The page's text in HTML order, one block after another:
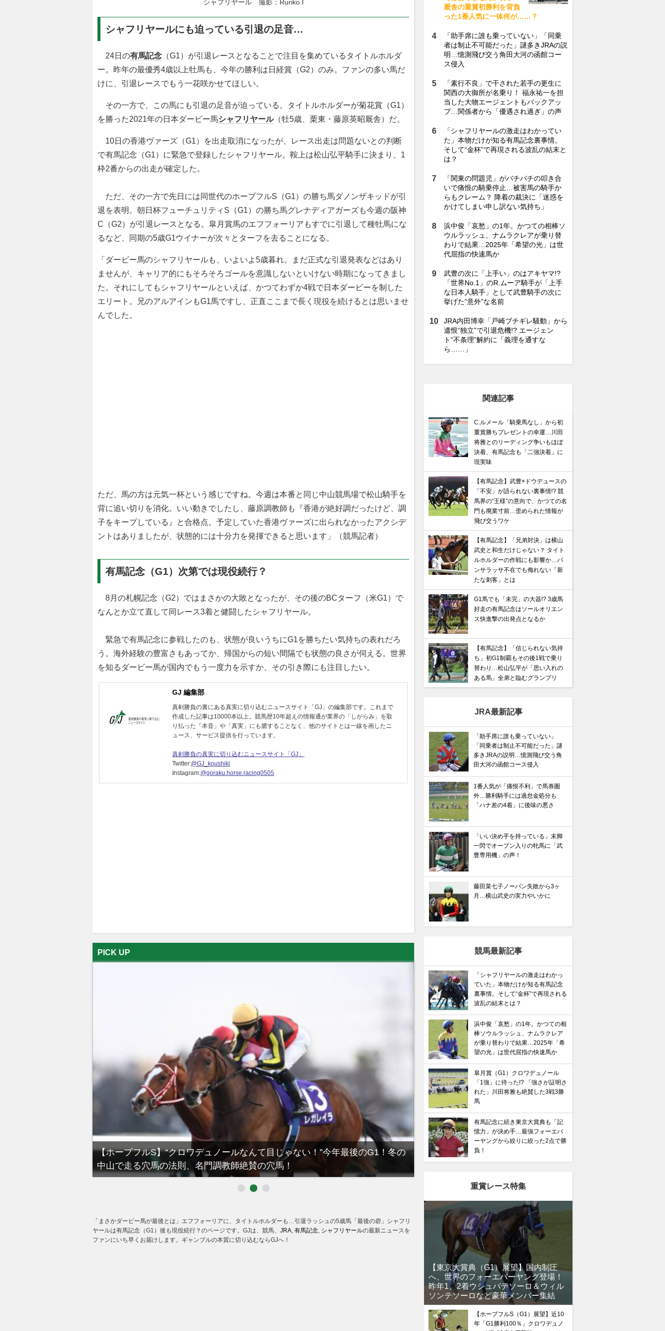
シャフリヤール　撮影：Ruriko.I
シャフリヤールにも迫っている引退の足音…
24日の有馬記念 （G1）が引退レースとなることで注目を集めているタイトルホルダ
ー。昨年の最優秀4歳以上牡馬も、今年の勝利は日経賞（G2）のみ。ファンの多い馬だ
けに、引退レースでもう一花咲かせてほしい。
その一方で、この馬にも引退の足音が迫っている。タイトルホルダーが菊花賞（G1）
を勝った2021年の日本ダービー馬シャフリヤール（牡5歳、栗東・藤原英昭厩舎）だ。
10日の香港ヴァーズ（G1）を出走取消になったが、レース出走は問題ないとの判断
で有馬記念（G1）に緊急で登録したシャフリヤール。鞍上は松山弘平騎手に決まり、1
枠2番からの出走が確定した。
ただ、その一方で先日には同世代のホープフルS（G1）の勝ち馬ダノンザキッドが引
退を表明。朝日杯フューチュリティS（G1）の勝ち馬グレナディアガーズも今週の阪神
C（G2）が引退レースとなる。皐月賞馬のエフフォーリアもすでに引退して種牡馬にな
るなど、同期の5歳G1ウイナーが次々とターフを去ることになる。
「ダービー馬のシャフリヤールも、いよいよ5歳暮れ。まだ正式な引退発表などはあり
ませんが、キャリア的にもそろそろゴールを意識しないといけない時期になってきまし
た。それにしてもシャフリヤールといえば、かつてわずか4戦で日本ダービーを制した
エリート。兄のアルアインもG1馬ですし、正直ここまで長く現役を続けるとは思いませ
んでした。
ただ、馬の方は元気一杯という感じですね。今週は本番と同じ中山競馬場で松山騎手を
背に追い切りを消化。いい動きでしたし、藤原調教師も『香港が絶好調だったけど、調
子をキープしている』と合格点。予定していた香港ヴァーズに出られなかったアクシデ
ントはありましたが、状態的には十分力を発揮できると思います」（競馬記者）
有馬記念（G1）次第では現役続行？
8月の札幌記念（G2）ではまさかの大敗となったが、その後のBCターフ（米G1）で
なんとか立て直して同レース3着と健闘したシャフリヤール。
緊急で有馬記念に参戦したのも、状態が良いうちにG1を勝ちたい気持ちの表れだろ
う。海外経験の豊富さもあってか、帰国からの短い間隔でも状態の良さが伺える。世界
を知るダービー馬が国内でもう一度力を示すか、その引き際にも注目したい。
GJ 編集部
真剣勝負の裏にある真実に切り込むニュースサイト「GJ」の編集部です。これまで
作成した記事は10000本以上。競馬歴10年超えの情報通が業界の「しがらみ」を取
り払った「本音」や「真実」にも臆することなく、他のサイトとは一線を画したニ
ュース、サービス提供を行っています。
真剣勝負の真実に切り込むニュースサイト「GJ」
Twitter:@GJ_koushiki
Instagram:@goraku.horse.racing0505
PICK UP
【ホープフルS】“クロワデュノールなんて目じゃない！”今年最後のG1！冬の
中山で走る穴馬の法則、名門調教師絶賛の穴馬！
【有馬記念】武豊×ドウデュースを逆転できる候補3頭！と絶
「まさかダービー馬が最後とは」エフフォーリアに、タイトルホルダーも…引退ラッシュの5歳馬「最後の砦」シャフリ
ヤールは有馬記念（G1）後も現役続行？のページです。GJは、競馬、 JRA 有馬記念 シャフリヤールの最新ニュースを
ファンにいち早くお届けします。ギャンブルの本質に切り込むならGJへ！
厩舎の重賞初勝利を背負
った1番人気に一体何が……？
「助手席に誰も乗っていない」「同乗
者は制止不可能だった」謎多きJRAの説
明…憶測飛び交う角田大河の函館コー
ス侵入
「素行不良」で干された若手の更生に
関西の大御所が名乗り！ 福永祐一を担
当した大物エージェントもバックアッ
プ…関係者から「優遇され過ぎ」の声
「シャフリヤールの激走はわかってい
た」本物だけが知る有馬記念裏事情。
そして“金杯”で再現される波乱の結末と
は？
「関東の問題児」がバチバチの叩き合
いで痛恨の騎乗停止…被害馬の騎手か
らもクレーム？ 降着の裁決に「迷惑を
かけてしまい申し訳ない気持ち」
浜中俊「哀愁」の1年。かつての相棒ソ
ウルラッシュ、ナムラクレアが乗り替
わりで結果…2025年「希望の光」は世
代屈指の快速馬か
武豊の次に「上手い」のはアキヤマ!?
「世界No.1」のR.ムーア騎手が「上手
な日本人騎手」として武豊騎手の次に
挙げた”意外”な名前
JRA内田博幸「戸崎ブチギレ騒動」から
遺恨“独立”で引退危機!? エージェン
ト“不条理”解約に「義理を通すな
ら……」
関連記事
C.ルメール「騎乗馬なし」から初
重賞勝ちプレゼントの幸運…川田
将雅とのリーディング争いもほぼ
決着、有馬記念も「二強決着」に
現実味
【有馬記念】武豊×ドウデュースの
「不安」が語られない裏事情!? 競
馬界の“王様”の意向で、かつての名
門も廃業寸前…歪められた情報が
飛び交うワケ
【有馬記念】「兄弟対決」は横山
武史と和生だけじゃない？ タイト
ルホルダーの作戦にも影響か…パ
ンサラッサ不在でも侮れない「新
たな刺客」とは
G1馬でも「未完」の大器!? 3歳馬
好走の有馬記念はソールオリエン
ス快進撃の出発点となるか
【有馬記念】「信じられない気持
ち」初G1制覇もその後1戦で乗り
替わり…松山弘平が「思い入れの
ある馬」全弟と臨むグランプリ
JRA最新記事
「助手席に誰も乗っていない」
「同乗者は制止不可能だった」謎
多きJRAの説明…憶測飛び交う角
田大河の函館コース侵入
1番人気が「痛恨不利」で馬券圏
外…勝利騎手には過怠金処分も
「ハナ差の4着」に後味の悪さ
「いい決め手を持っている」末脚
一閃でオープン入りの牝馬に「武
豊専用機」の声！
藤田菜七子ノーバン失敗から3ヶ
月…横山武史の実力やいかに
競馬最新記事
「シャフリヤールの激走はわかっ
ていた」本物だけが知る有馬記念
裏事情。そして“金杯”で再現される
波乱の結末とは？
浜中俊「哀愁」の1年。かつての相
棒ソウルラッシュ、ナムラクレア
が乗り替わりで結果…2025年「希
望の光」は世代屈指の快速馬か
皐月賞（G1）クロワデュノール
「1強」に待った!? 「強さが証明さ
れた」川田将雅も絶賛した3戦3勝
馬
有馬記念に続き東京大賞典も「記
憶力」が決め手…最強フォーエバ
ーヤングから絞りに絞った2点で勝
負！
重賞レース特集
【東京大賞典（G1）展望】国内制圧
へ、世界のフォーエバーヤング登場！
昨年1、2着ウシュバテソーロ＆ウィル
ソンテソーロなど豪華メンバー集結
【ホープフルS（G1）展望】近10
年「G1勝利100％」クロワデュノ